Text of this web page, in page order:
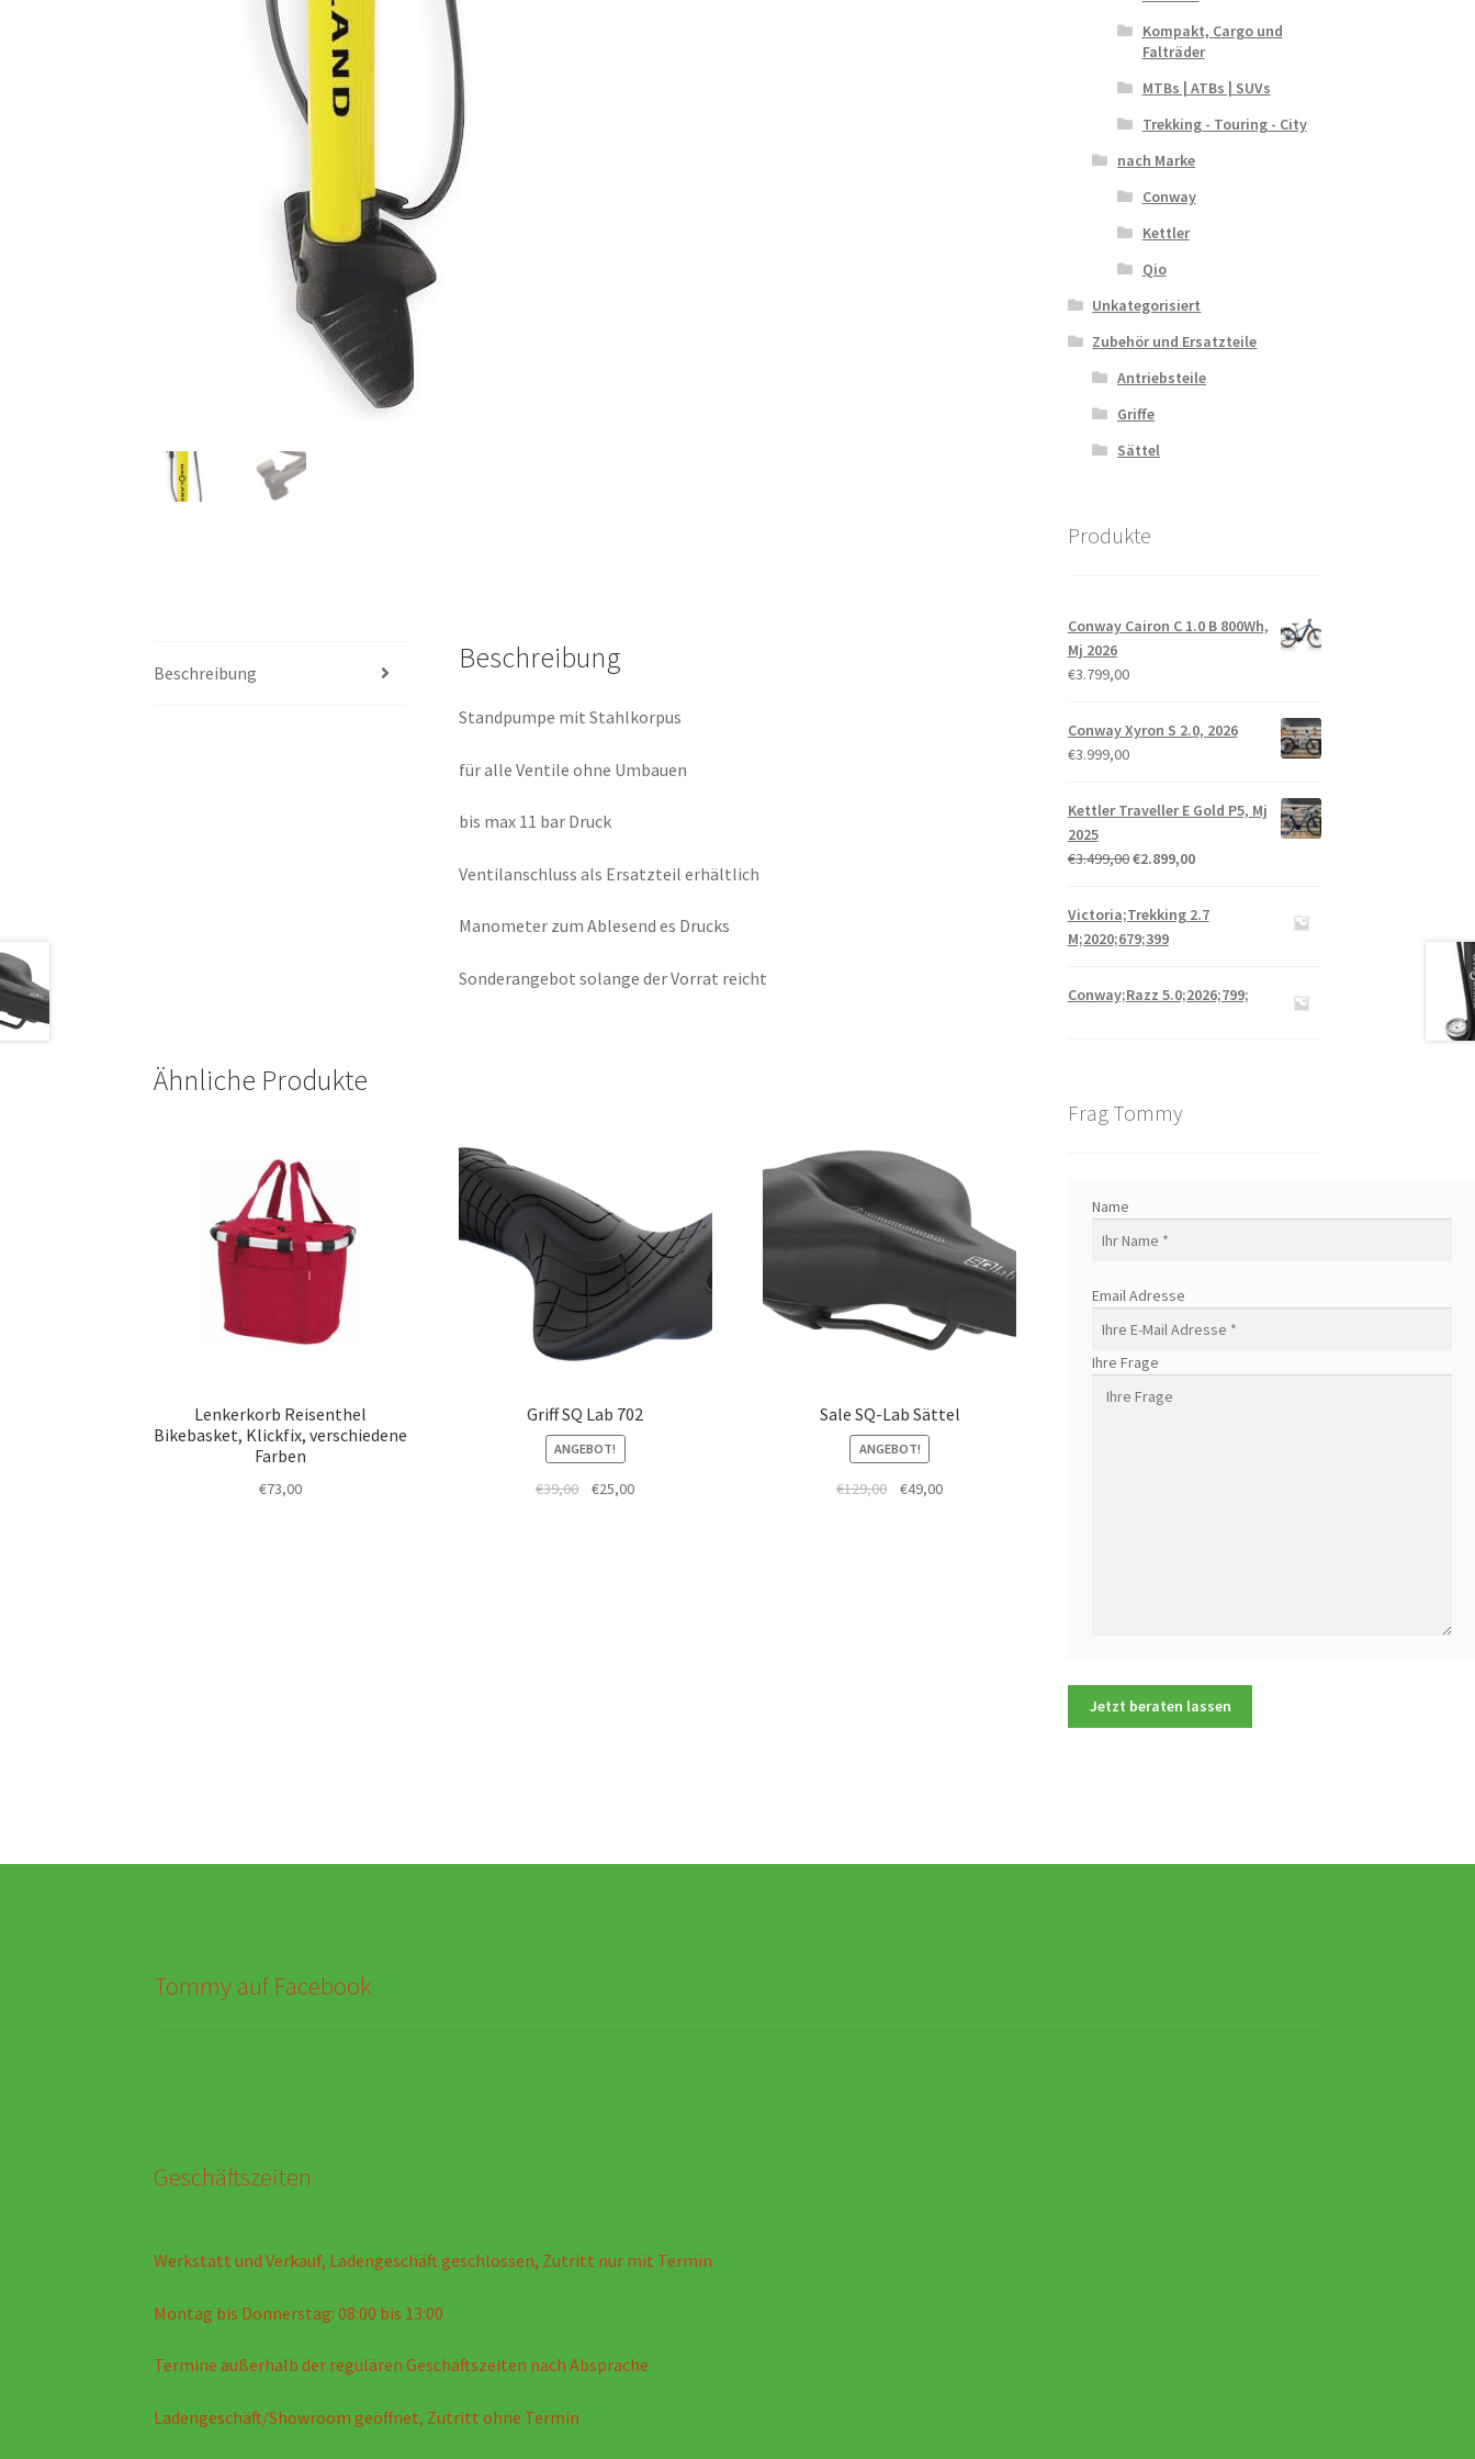
Beschreibung Beschreibung
Standpumpe mit Stahlkorpus
für alle Ventile ohne Umbauen
bis max 11 bar Druck
Ventilanschluss als Ersatzteil erhältlich
Manometer zum Ablesend es Drucks
Sonderangebot solange der Vorrat reicht
Ähnliche Produkte
Lenkerkorb Reisenthel
Bikebasket, Klickfix, verschiedene
Farben
€73,00
Griff SQ Lab 702
ANGEBOT!
€39,00 €25,00
Sale SQ-Lab Sättel
ANGEBOT!
€129,00 €49,00
Kompakt, Cargo und
Falträder
MTBs | ATBs | SUVs
Trekking - Touring - City
nach Marke
Conway
Kettler
Qio
Unkategorisiert
Zubehör und Ersatzteile
Antriebsteile
Griffe
Sättel
Produkte
Conway Cairon C 1.0 B 800Wh,
Mj 2026
€3.799,00
Conway Xyron S 2.0, 2026
€3.999,00
Kettler Traveller E Gold P5, Mj
2025
€3.499,00€2.899,00
Victoria;Trekking 2.7
M;2020;679;399
Conway;Razz 5.0;2026;799;
Frag Tommy
Name
Email Adresse
Ihre Frage
Tommy auf Facebook
Geschäftszeiten
Werkstatt und Verkauf, Ladengeschäft geschlossen, Zutritt nur mit Termin
Montag bis Donnerstag: 08:00 bis 13:00
Termine außerhalb der regulären Geschäftszeiten nach Absprache
Ladengeschäft/Showroom geöffnet, Zutritt ohne Termin